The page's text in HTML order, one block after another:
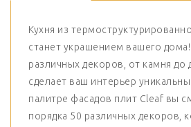
Кухня из
станет украшением вашего
различных декоров, от камня до
сделает ваш интерьер
палитре фасадов плит Cleaf вы
порядка 50 различных декоров,